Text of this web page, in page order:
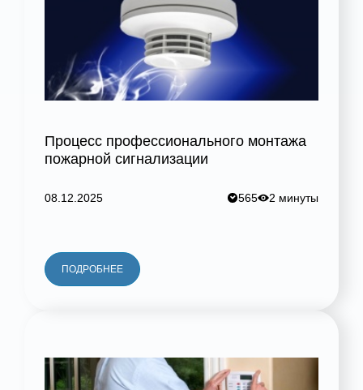
Процесс профессионального монтажа
пожарной сигнализации
08.12.2025 565 2 минуты
ПОДРОБНЕЕ